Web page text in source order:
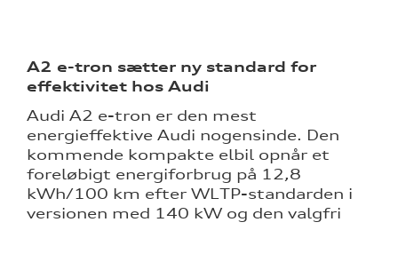
A2 e-tron sætter ny standard for
effektivitet hos Audi
Audi A2 e-tron er den mest
energieffektive Audi nogensinde. Den
kommende kompakte elbil opnår et
foreløbigt energiforbrug på 12,8
kWh/100 km efter WLTP-standarden i
versionen med 140 kW og den valgfri